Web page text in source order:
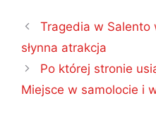
Nawigacja
wpisu
Tragedia w Salento
słynna atrakcja
Po której stronie
Miejsce w samolocie i